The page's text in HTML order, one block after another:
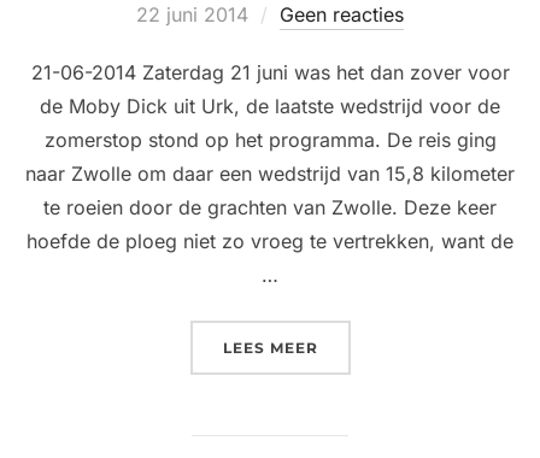
Geplaatst
22 juni 2014 Geen reacties
21-06-2014 Zaterdag 21 juni was het dan zover voor
de Moby Dick uit Urk, de laatste wedstrijd voor de
zomerstop stond op het programma. De reis ging
naar Zwolle om daar een wedstrijd van 15,8 kilometer
te roeien door de grachten van Zwolle. Deze keer
hoefde de ploeg niet zo vroeg te vertrekken, want de
…
LEES MEER“MOBY DICK IN DE